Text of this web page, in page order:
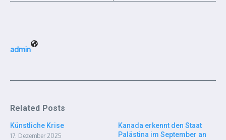
admin
Related Posts
Künstliche Krise
17. Dezember 2025
Kanada erkennt den Staat
Palästina im September an